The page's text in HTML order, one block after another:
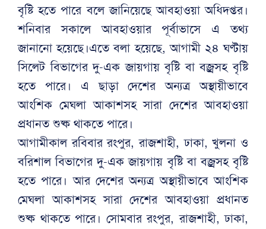
বৃষ্টি হতে পারে বলে জানিয়েছে আবহাওয়া অধিদপ্তর।
শনিবার সকালে আবহাওয়ার পূর্বাভাসে এ তথ্য
জানানো হয়েছে।এতে বলা হয়েছে, আগামী ২৪ ঘণ্টায়
সিলেট বিভাগের দু-এক জায়গায় বৃষ্টি বা বজ্রসহ বৃষ্টি
হতে পারে। এ ছাড়া দেশের অন্যত্র অস্থায়ীভাবে
আংশিক মেঘলা আকাশসহ সারা দেশের আবহাওয়া
প্রধানত শুষ্ক থাকতে পারে।
আগামীকাল রবিবার রংপুর, রাজশাহী, ঢাকা, খুলনা ও
বরিশাল বিভাগের দু-এক জায়গায় বৃষ্টি বা বজ্রসহ বৃষ্টি
হতে পারে। আর দেশের অন্যত্র অস্থায়ীভাবে আংশিক
মেঘলা আকাশসহ সারা দেশের আবহাওয়া প্রধানত
শুষ্ক থাকতে পারে। সোমবার রংপুর, রাজশাহী, ঢাকা,